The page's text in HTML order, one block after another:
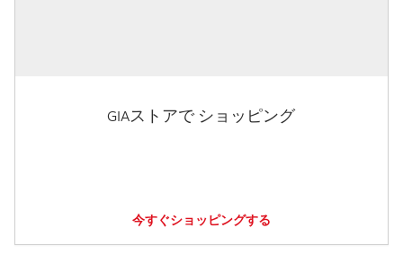
GIAストアで ショッピング
今すぐショッピングする